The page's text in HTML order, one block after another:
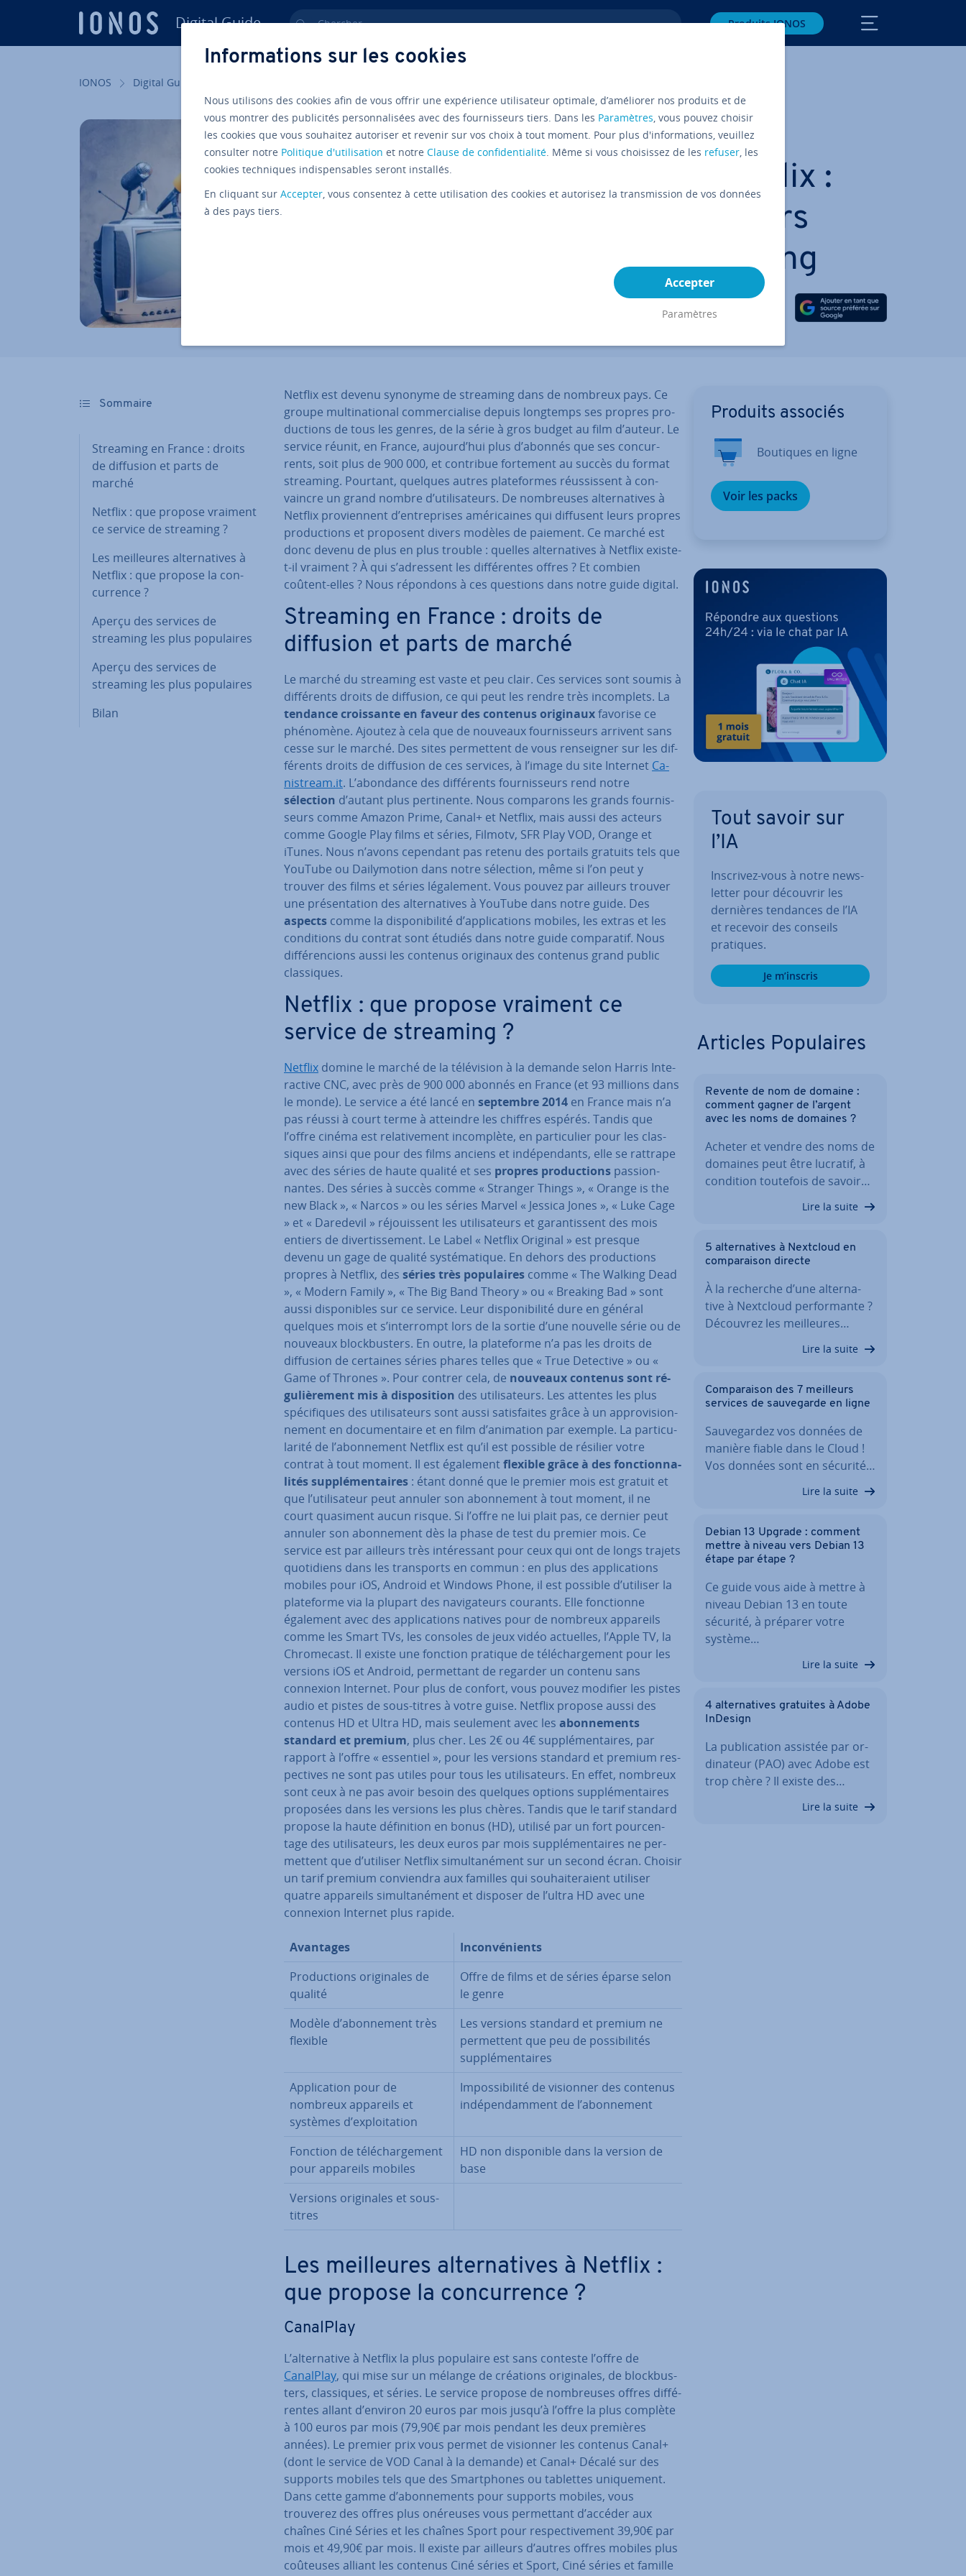
Digital Guide Chercher Produits IONOS
IONOS Digital Guide
Al­ter­na­tives à Netflix :
aperçu des meilleurs
portails de streaming
Partager sur Facebook
Partager sur Twitter
Partager sur LinkedIn
Nu­mé­ri­sa­tion YouTube
Sommaire
Streaming en France : droits
de diffusion et parts de
marché
Netflix : que propose vraiment
ce service de streaming ?
Les meil­leures al­ter­na­tives à
Netflix : que propose la con­
cur­rence ?
Aperçu des services de
streaming les plus po­pu­laires
Aperçu des services de
streaming les plus po­pu­laires
Bilan
Netflix est devenu synonyme de streaming dans de nombreux pays. Ce
groupe mul­ti­na­tio­nal com­mer­cia­lise depuis longtemps ses propres pro­
duc­tions de tous les genres, de la série à gros budget au film d’auteur. Le
service réunit, en France, aujourd’hui plus d’abonnés que ses con­cur­
rents, soit plus de 900 000, et contribue fortement au succès du format
streaming. Pourtant, quelques autres pla­te­formes réus­sis­sent à con­
vaincre un grand nombre d’uti­li­sa­teurs. De nom­breuses al­ter­na­tives à
Netflix pro­vien­nent d’en­tre­prises amé­ri­caines qui diffusent leurs propres
pro­duc­tions et proposent divers modèles de paiement. Ce marché est
donc devenu de plus en plus trouble : quelles al­ter­na­tives à Netflix existe-
t-il vraiment ? À qui s’adressent les dif­fé­rentes offres ? Et combien
coûtent-elles ? Nous répondons à ces questions dans notre guide digital.
Streaming en France : droits de
diffusion et parts de marché
Le marché du streaming est vaste et peu clair. Ces services sont soumis à
dif­fé­rents droits de diffusion, ce qui peut les rendre très in­com­plets. La
tendance crois­sante en faveur des contenus originauxfavorise ce
phénomène. Ajoutez à cela que de nouveaux four­nis­seurs arrivent sans
cesse sur le marché. Des sites per­met­tent de vous ren­seig­ner sur les dif­
fé­rents droits de diffusion de ces services, à l’image du site Internet Ca­
nis­tream.it. L’abondance des dif­fé­rents four­nis­seurs rend notre
sélection d’autant plus per­ti­nente. Nous comparons les grands four­nis­
seurs comme Amazon Prime, Canal+ et Netflix, mais aussi des acteurs
comme Google Play films et séries, Filmotv, SFR Play VOD, Orange et
iTunes. Nous n’avons cependant pas retenu des portails gratuits tels que
YouTube ou Dai­ly­mo­tion dans notre sélection, même si l’on peut y
trouver des films et séries lé­ga­le­ment. Vous pouvez par ailleurs trouver
une pré­sen­ta­tion des al­ter­na­tives à YouTube dans notre guide. Des
aspects comme la dis­po­ni­bi­lité d’ap­pli­ca­tions mobiles, les extras et les
con­di­tions du contrat sont étudiés dans notre guide com­pa­ra­tif. Nous
dif­fé­ren­cions aussi les contenus originaux des contenus grand public
clas­siques.
Netflix : que propose vraiment ce
service de streaming ?
Netflix domine le marché de la té­lé­vi­sion à la demande selon Harris In­te­
rac­tive CNC, avec près de 900 000 abonnés en France (et 93 millions dans
le monde). Le service a été lancé en septembre 2014 en France mais n’a
pas réussi à court terme à atteindre les chiffres espérés. Tandis que
l’offre cinéma est re­la­ti­ve­ment in­com­plète, en par­ti­cu­lier pour les clas­
siques ainsi que pour des films anciens et in­dé­pen­dants, elle se rattrape
avec des séries de haute qualité et ses propres pro­duc­tions pas­sion­
nantes. Des séries à succès comme « Stranger Things », « Orange is the
new Black », « Narcos » ou les séries Marvel « Jessica Jones », « Luke Cage
» et « Daredevil » ré­jouis­sent les uti­li­sa­teurs et ga­ran­tis­sent des mois
entiers de di­ver­tis­se­ment. Le Label « Netflix Original » est presque
devenu un gage de qualité sys­té­ma­tique. En dehors des pro­duc­tions
propres à Netflix, des séries très po­pu­laires comme « The Walking Dead
», « Modern Family », « The Big Band Theory » ou « Breaking Bad » sont
aussi dis­po­nibles sur ce service. Leur dis­po­ni­bi­lité dure en général
quelques mois et s’in­ter­rompt lors de la sortie d’une nouvelle série ou de
nouveaux block­bus­ters. En outre, la pla­te­forme n’a pas les droits de
diffusion de certaines séries phares telles que « True Detective » ou «
Game of Thrones ». Pour contrer cela, de nouveaux contenus sont ré­
gu­liè­re­ment mis à dis­po­si­tion des uti­li­sa­teurs. Les attentes les plus
spé­ci­fiques des uti­li­sa­teurs sont aussi sa­tis­faites grâce à un ap­pro­vi­sion­
ne­ment en do­cu­men­taire et en film d’animation par exemple. La par­ti­cu­
la­rité de l’abon­ne­ment Netflix est qu’il est possible de résilier votre
contrat à tout moment. Il est égalementflexible grâce à des fonc­tion­na­
li­tés sup­plé­men­taires : étant donné que le premier mois est gratuit et
que l’uti­li­sa­teur peut annuler son abon­ne­ment à tout moment, il ne
court quasiment aucun risque. Si l’offre ne lui plait pas, ce dernier peut
annuler son abon­ne­ment dès la phase de test du premier mois. Ce
service est par ailleurs très in­té­res­sant pour ceux qui ont de longs trajets
quo­ti­diens dans les trans­ports en commun : en plus des ap­pli­ca­tions
mobiles pour iOS, Android et Windows Phone, il est possible d’utiliser la
pla­te­forme via la plupart des na­vi­ga­teurs courants. Elle fonc­tionne
également avec des ap­pli­ca­tions natives pour de nombreux appareils
comme les Smart TVs, les consoles de jeux vidéo actuelles, l’Apple TV, la
Chro­me­cast. Il existe une fonction pratique de té­lé­char­ge­ment pour les
versions iOS et Android, per­met­tant de regarder un contenu sans
connexion Internet. Pour plus de confort, vous pouvez modifier les pistes
audio et pistes de sous-titres à votre guise. Netflix propose aussi des
contenus HD et Ultra HD, mais seulement avec les abon­ne­ments
standard et premium, plus cher. Les 2€ ou 4€ sup­plé­men­taires, par
rapport à l’offre « essentiel », pour les versions standard et premium res­
pec­tives ne sont pas utiles pour tous les uti­li­sa­teurs. En effet, nombreux
sont ceux à ne pas avoir besoin des quelques options sup­plé­men­taires
proposées dans les versions les plus chères. Tandis que le tarif standard
propose la haute dé­fi­ni­tion en bonus (HD), utilisé par un fort pour­cen­
tage des uti­li­sa­teurs, les deux euros par mois sup­plé­men­taires ne per­
met­tent que d’utiliser Netflix si­mul­ta­né­ment sur un second écran. Choisir
un tarif premium con­vien­dra aux familles qui sou­hai­te­raient utiliser
quatre appareils si­mul­ta­né­ment et disposer de l’ultra HD avec une
connexion Internet plus rapide.
Avantages
In­con­vé­nients
Pro­duc­tions ori­gi­nales de
qualité
Offre de films et de séries éparse selon
le genre
Modèle d’abon­ne­ment très
flexible
Les versions standard et premium ne
per­met­tent que peu de pos­si­bi­li­tés
sup­plé­men­taires
Ap­pli­ca­tion pour de
nombreux appareils et
systèmes d’ex­ploi­ta­tion
Im­pos­si­bi­lité de visionner des contenus
in­dé­pen­dam­ment de l’abon­ne­ment
Fonction de té­lé­char­ge­ment
pour appareils mobiles
HD non dis­po­nible dans la version de
base
Versions ori­gi­nales et sous-
titres
Les meil­leures al­ter­na­tives à Netflix :
que propose la con­cur­rence ?
CanalPlay
L’al­ter­na­tive à Netflix la plus populaire est sans conteste l’offre de
CanalPlay, qui mise sur un mélange de créations ori­gi­nales, de block­bus­
ters, clas­siques, et séries. Le service propose de nom­breuses offres dif­fé­
rentes allant d’environ 20 euros par mois jusqu’à l’offre la plus complète
à 100 euros par mois (79,90€ par mois pendant les deux premières
années). Le premier prix vous permet de visionner les contenus Canal+
(dont le service de VOD Canal à la demande) et Canal+ Décalé sur des
supports mobiles tels que des Smart­phones ou tablettes uni­que­ment.
Dans cette gamme d’abon­ne­ments pour supports mobiles, vous
trouverez des offres plus onéreuses vous per­met­tant d’accéder aux
chaînes Ciné Séries et les chaînes Sport pour res­pec­ti­ve­ment 39,90€ par
mois et 49,90€ par mois. Il existe par ailleurs d’autres offres mobiles plus
coûteuses alliant les contenus Ciné séries et Sport, Ciné séries et famille
Produits associés
Boutiques en ligne
Voir les packs
Tout savoir sur
l’IA
Inscrivez-vous à notre news­
let­ter pour découvrir les
dernières tendances de l’IA
et recevoir des conseils
pratiques.
Je m’inscris
Articles Po­pu­laires
Revente de nom de domaine :
comment gagner de l’argent
avec les noms de domaines ?
Acheter et vendre des noms de
domaines peut être lucratif, à
condition toutefois de savoir…
Lire la suite
5 al­ter­na­tives à Nextcloud en
com­pa­rai­son directe
À la recherche d’une al­ter­na­
tive à Nextcloud per­for­mante ?
Découvrez les meil­leures…
Lire la suite
Com­pa­rai­son des 7 meilleurs
services de sau­ve­garde en ligne
Sau­ve­gar­dez vos données de
manière fiable dans le Cloud !
Vos données sont en sécurité…
Lire la suite
Debian 13 Upgrade : comment
mettre à niveau vers Debian 13
étape par étape ?
Ce guide vous aide à mettre à
niveau Debian 13 en toute
sécurité, à préparer votre
système…
Lire la suite
4 al­ter­na­tives gratuites à Adobe
InDesign
La pu­bli­ca­tion assistée par or­
di­na­teur (PAO) avec Adobe est
trop chère ? Il existe des…
Lire la suite
Informations sur les cookies
Nous utilisons des cookies afin de vous offrir une expérience utilisateur optimale, d’améliorer nos produits et de
vous montrer des publicités personnalisées avec des fournisseurs tiers. Dans les Paramètres, vous pouvez choisir
les cookies que vous souhaitez autoriser et revenir sur vos choix à tout moment. Pour plus d'informations, veuillez
consulter notre Politique d'utilisation et notre Clause de confidentialité. Même si vous choisissez de les refuser, les
cookies techniques indispensables seront installés.
En cliquant sur Accepter, vous consentez à cette utilisation des cookies et autorisez la transmission de vos données
à des pays tiers.
Accepter
Paramètres